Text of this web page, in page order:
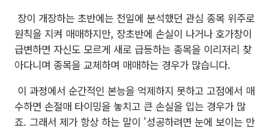
장이 개장하는 초반에는 전일에 분석했던 관심 종목 위주로
원칙을 지켜 매매하지만, 장초반에 손실이 나거나 호가창이
급변하면 자신도 모르게 새로 급등하는 종목을 이리저리 찾
아다니며 종목을 교체하며 매매하는 경우가 많습니다.
이 과정에서 순간적인 본능을 억제하지 못하고 고점에서 매
수하면 손절매 타이밍을 놓치고 큰 손실을 입는 경우가 많
죠. 그래서 제가 항상 하는 말이 '성공하려면 눈에 보이는 만